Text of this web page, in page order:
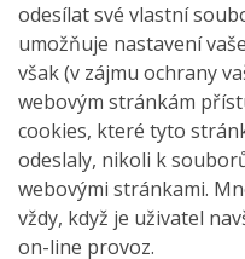
odesílat své vlastní
umožňuje nastavení
však (v zájmu ochrany
webovým stránkám
cookies, které tyto
odeslaly, nikoli k
webovými stránkami.
vždy, když je uživatel
on-line provoz.